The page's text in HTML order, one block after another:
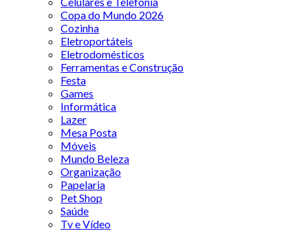
Copa do Mundo 2026
Cozinha
Eletroportáteis
Eletrodomésticos
Ferramentas e Construção
Festa
Games
Informática
Lazer
Mesa Posta
Móveis
Mundo Beleza
Organização
Papelaria
Pet Shop
Saúde
Tv e Vídeo